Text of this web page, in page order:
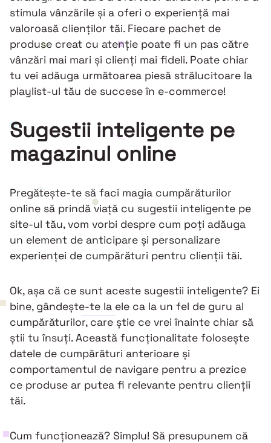
stimula vânzările și a oferi o experiență mai
valoroasă clienților tăi. Fiecare pachet de
produse creat cu atenție poate fi un pas către
vânzări mai mari și clienți mai fideli. Poate chiar
tu vei adăuga următoarea piesă strălucitoare la
playlist-ul tău de succese în e-commerce!
Sugestii inteligente pe
magazinul online
Pregătește-te să faci magia cumpărăturilor
online să prindă viață cu sugestii inteligente pe
site-ul tău, vom vorbi despre cum poți adăuga
un element de anticipare și personalizare
experienței de cumpărături pentru clienții tăi.
Ok, așa că ce sunt aceste sugestii inteligente? Ei
bine, gândește-te la ele ca la un fel de guru al
cumpărăturilor, care știe ce vrei înainte chiar să
știi tu însuți. Această funcționalitate folosește
datele de cumpărături anterioare și
comportamentul de navigare pentru a prezice
ce produse ar putea fi relevante pentru clienții
tăi.
Cum funcționează? Simplu! Să presupunem că